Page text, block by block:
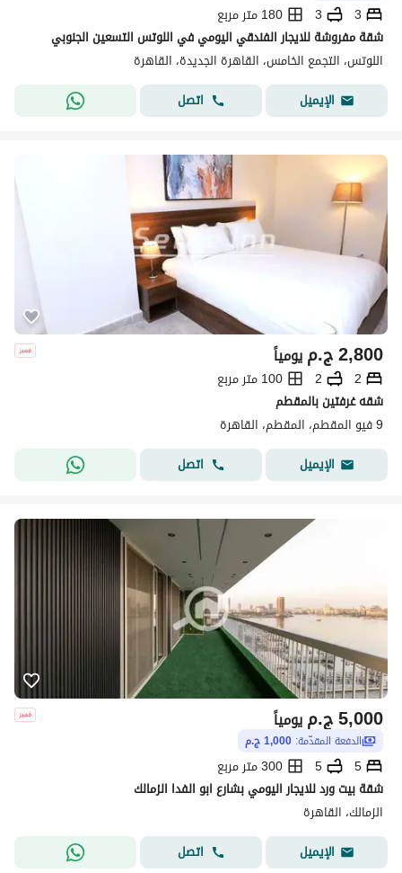
3
3
180 متر مربع
شقة مفروشة للايجار الفندقي اليومي في اللوتس التسعين الجنوبي
اللوتس، التجمع الخامس، القاهرة الجديدة، القاهرة
الإيميل
اتصل
ج.م2,800 يومياً
2
2
100 متر مربع
شقه غرفتين بالمقطم
9 فيو المقطم، المقطم، القاهرة
الإيميل
اتصل
ج.م5,000 يومياً
الدفعة المقدّمة: 1,000 ج.م
5
5
300 متر مربع
شقة بيت ورد للايجار اليومي بشارع ابو الفدا الزمالك
الزمالك، القاهرة
الإيميل
اتصل